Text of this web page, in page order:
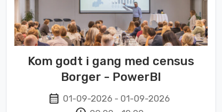
Kom godt i gang med census
Borger - PowerBI
calendar_month 01-09-2026 - 01-09-2026